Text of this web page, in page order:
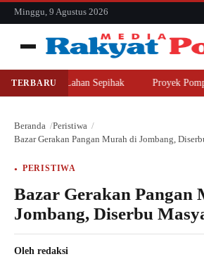
konten
Minggu, 9 Agustus 2026
Menu
Cari
TERBARU
Beli Lahan Sepihak Proyek
Beranda
Peristiwa
Bazar Gerakan Pangan Murah di Jombang,
PERISTIWA
Bazar Gerakan Pangan
Jombang, Diserbu
Oleh redaksi